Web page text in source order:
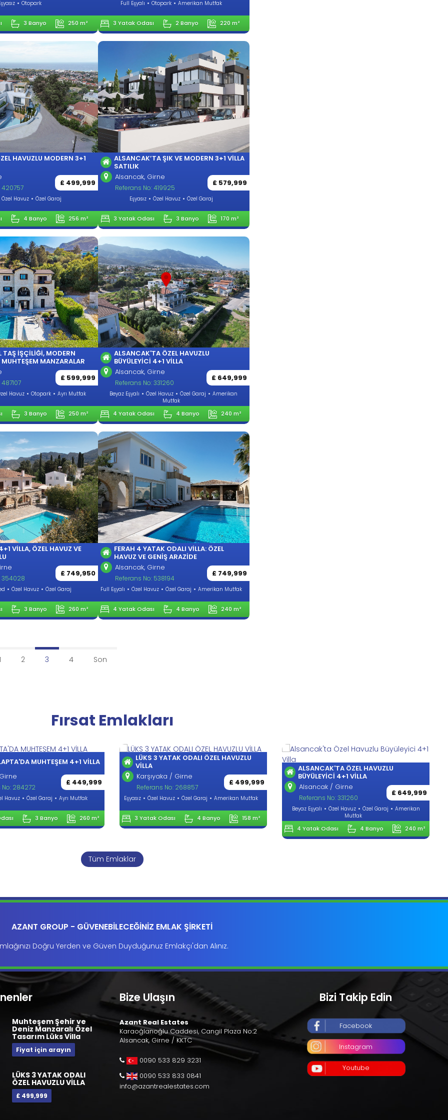
Otopark
3 Banyo 250 m²
Full Eşyalı Otopark Amerikan Mutfak
3 Yatak Odası 2 Banyo 220 m²
HAVUZLU MODERN 3+1
£ 499,999
420757
Özel Havuz Özel Garaj
4 Banyo 256 m²
ALSANCAK’TA ŞIK VE MODERN 3+1 VILLA
SATILIK
Alsancak, Girne
£ 579,999
Referans No: 419925
Eşyasız Özel Havuz Özel Garaj
3 Yatak Odası 3 Banyo 170 m²
TAŞ İŞÇILIĞI, MODERN
MANZARALAR
£ 599,999
Havuz Otopark Ayrı Mutfak
3 Banyo 250 m²
ALSANCAK'TA ÖZEL HAVUZLU
BÜYÜLEYICI 4+1 VILLA
Alsancak, Girne
£ 649,999
Referans No: 331260
Beyaz Eşyalı Özel Havuz Özel Garaj
Amerikan
Mutfak
4 Yatak Odası 4 Banyo 240 m²
VILLA, ÖZEL HAVUZ VE
£ 749,950
354028
Özel Havuz Özel Garaj
3 Banyo 260 m²
FERAH 4 YATAK ODALI VILLA: ÖZEL
HAVUZ VE GENIŞ ARAZIDE
Alsancak, Girne
£ 749,999
Referans No: 538194
Full Eşyalı Özel Havuz Özel Garaj Amerikan Mutfak
4 Yatak Odası 4 Banyo 240 m²
2 3 4 Son
Fırsat Emlakları
YATAK ODALI ÖZEL HAVUZLU
/ Girne
£ 499,999
No: 268857
Havuz Özel Garaj Amerikan Mutfak
4 Banyo 158 m²
ALSANCAK'TA ÖZEL HAVUZLU
BÜYÜLEYICI 4+1 VILLA
Alsancak / Girne
£ 649,999
Referans No: 331260
Mutfak
4 Yatak Odası 4 Banyo 240 m²
VİLLA
Lapta / Girne
Referans No: 170345
Eşyasız Özel Havuz Özel Garaj
Tüm Emlaklar
AZANT GROUP - GÜVENEBİLECEĞİNİZ EMLAK ŞİRKETİ
Doğru Yerden ve Güven Duyduğunuz Emlakçı'dan Alınız.
Muhteşem Şehir ve
Deniz Manzaralı Özel
Tasarım Lüks Villa
Fiyat için arayın
LÜKS 3 YATAK ODALI
ÖZEL HAVUZLU VİLLA
£ 499,999
Bize Ulaşın
Azant Real Estates
Karaoğlanoğlu Caddesi, Cangil Plaza No:2
Alsancak, Girne / KKTC
0090 533 829 3231
0090 533 833 0841
info@azantrealestates.com
Bizi Takip Edin
Facebook
Instagram
Youtube